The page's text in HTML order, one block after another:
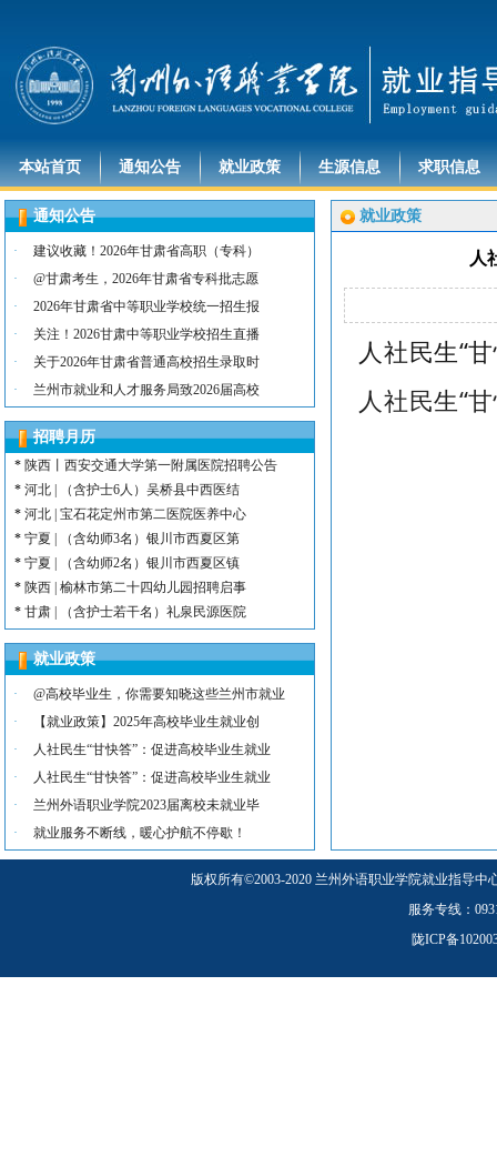
本站首页 通知公告 就业政策 生源信息 求职信息
通知公告
·
建议收藏！2026年甘肃省高职（专科）
·
@甘肃考生，2026年甘肃省专科批志愿
·
2026年甘肃省中等职业学校统一招生报
·
关注！2026甘肃中等职业学校招生直播
·
关于2026年甘肃省普通高校招生录取时
·
兰州市就业和人才服务局致2026届高校
招聘月历
河北 | （含护士15名）唐山康诚医院
*
内蒙古 | （含护士3人）兴安长生肾病
*陕西 | （含护士5人）宝鸡蔡家坡普安
* 陕西丨西安交通大学第一附属医院招聘公告
* 河北 | （含护士6人）吴桥县中西医结
* 河北 | 宝石花定州市第二医院医养中心
* 宁夏 | （含幼师3名）银川市西夏区第
* 宁夏 | （含幼师2名）银川市西夏区镇
* 陕西 | 榆林市第二十四幼儿园招聘启事
* 甘肃 | （含护士若干名）礼泉民源医院
*河北 | （含护士15名）唐山康诚医院
内蒙古 | （含护士3人）兴安长生肾病
陕西丨西安交通大学第一附属医院招聘公告
河北 | （含护士6人）吴桥县中西医结
*
河北 | 宝石花定州市第二医院医养中心
*
宁夏 | （含幼师3名）银川市西夏区第
*宁夏 | （含幼师2名）银川市西夏区镇
陕西 | 榆林市第二十四幼儿园招聘启事
就业政策
·
@高校毕业生，你需要知晓这些兰州市就业
·
【就业政策】2025年高校毕业生就业创
·
人社民生“甘快答”：促进高校毕业生就业
·
人社民生“甘快答”：促进高校毕业生就业
·
兰州外语职业学院2023届离校未就业毕
·
就业服务不断线，暖心护航不停歇！
就业政策
人
人社民生“
人社民生“
版权所有©2003-2020 兰州外语职业学院就业指导
服务专线：
陇ICP备